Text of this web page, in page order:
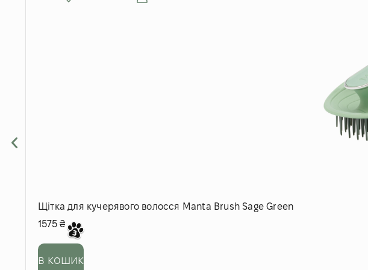
Щітка для кучерявого волосся Manta Brush Sage Green
1575 ₴
в кошик